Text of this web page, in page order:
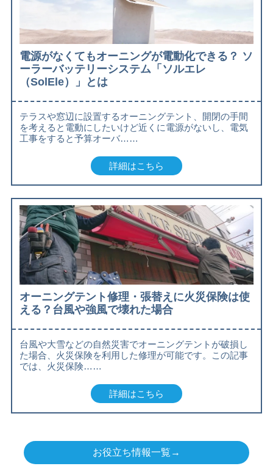
電源がなくてもオーニングが電動化できる？ ソ
ーラーバッテリーシステム「ソルエレ
（SolEle）」とは
テラスや窓辺に設置するオーニングテント、開閉の手間
を考えると電動にしたいけど近くに電源がないし、電気
工事をすると予算オーバ……
詳細はこちら
オーニングテント修理・張替えに火災保険は使
える？台風や強風で壊れた場合
台風や大雪などの自然災害でオーニングテントが破損し
た場合、火災保険を利用した修理が可能です。この記事
では、火災保険……
詳細はこちら
お役立ち情報一覧→